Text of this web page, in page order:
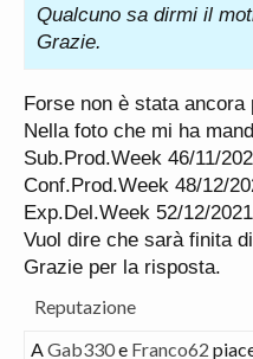
Qualcuno sa dirmi il
Grazie.
Forse non è stata ancora
Nella foto che mi ha
Sub.Prod.Week 46/11/
Conf.Prod.Week 48/12/
Exp.Del.Week 52/12/2021
Vuol dire che sarà finita
Grazie per la risposta.
Reputazione
AGab330e Franco62